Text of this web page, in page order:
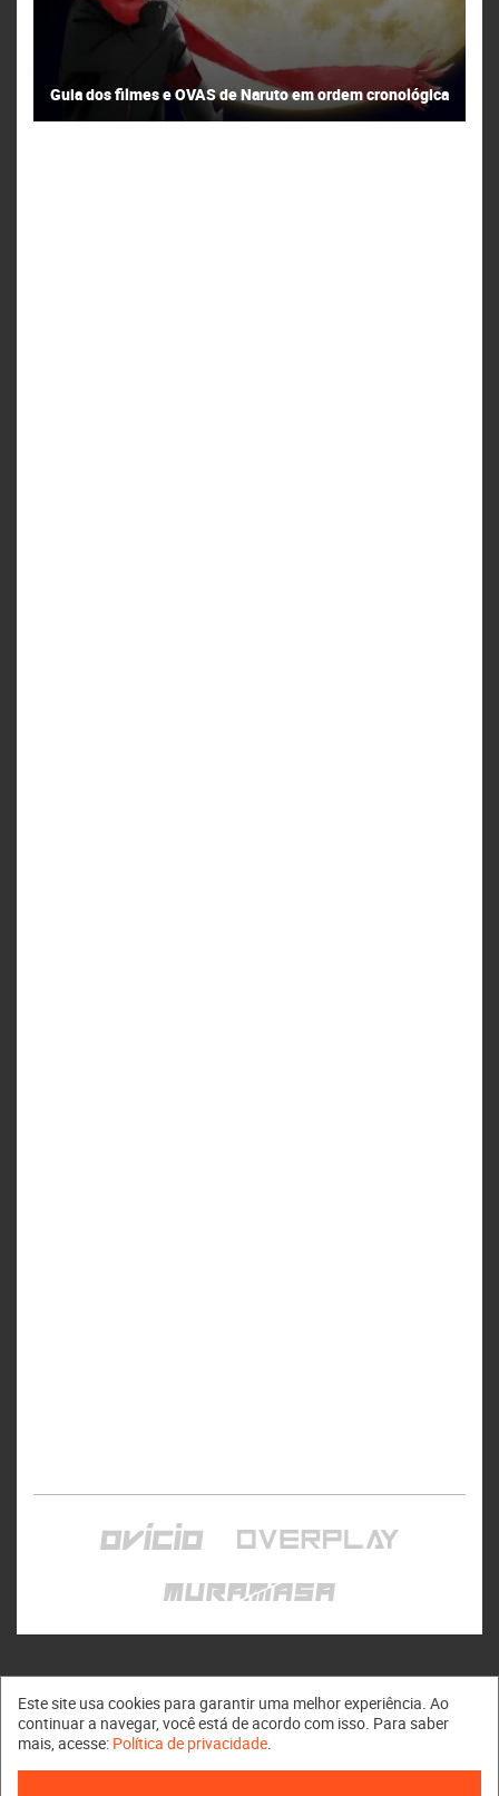
Guia dos filmes e OVAS de Naruto em ordem cronológica
Muramasa © 2011 - 2026
Este site usa cookies para garantir uma melhor experiência. Ao
continuar a navegar, você está de acordo com isso. Para saber
mais, acesse: Política de privacidade.